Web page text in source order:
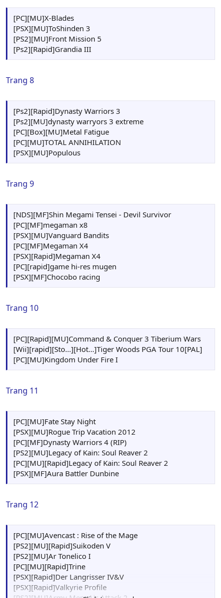
[PC][MU]X-Blades
[PSX][MU]ToShinden 3
[PS2][MU]Front Mission 5
[Ps2][Rapid]Grandia III
Trang 8
[Ps2][Rapid]Dynasty Warriors 3
[Ps2][MU]dynasty warryors 3 extreme
[PC][Box][MU]Metal Fatigue
[PC][MU]TOTAL ANNIHILATION
[PSX][MU]Populous
Trang 9
[NDS][MF]Shin Megami Tensei - Devil Survivor
[PC][MF]megaman x8
[PSX][MU]Vanguard Bandits
[PC][MF]Megaman X4
[PSX][Rapid]Megaman X4
[PC][rapid]game hi-res mugen
[PSX][MF]Chocobo racing
Trang 10
[PC][Rapid][MU]Command & Conquer 3 Tiberium Wars
[Wii][rapid][Sto...][Hot...]Tiger Woods PGA Tour 10[PAL]
[PC][MU]Kingdom Under Fire I
Trang 11
[PC][MU]Fate Stay Night
[PSX][MU]Rogue Trip Vacation 2012
[PC][MF]Dynasty Warriors 4 (RIP)
[PS2][MU]Legacy of Kain: Soul Reaver 2
[PC][MU][Rapid]Legacy of Kain: Soul Reaver 2
[PSX][MF]Aura Battler Dunbine
Trang 12
[PC][MU]Avencast : Rise of the Mage
[PS2][MU][Rapid]Suikoden V
[PS2][MU]Ar Tonelico I
[PC][MU][Rapid]Trine
[PSX][Rapid]Der Langrisser IV&V
[PSX][Rapid]Valkyrie Profile